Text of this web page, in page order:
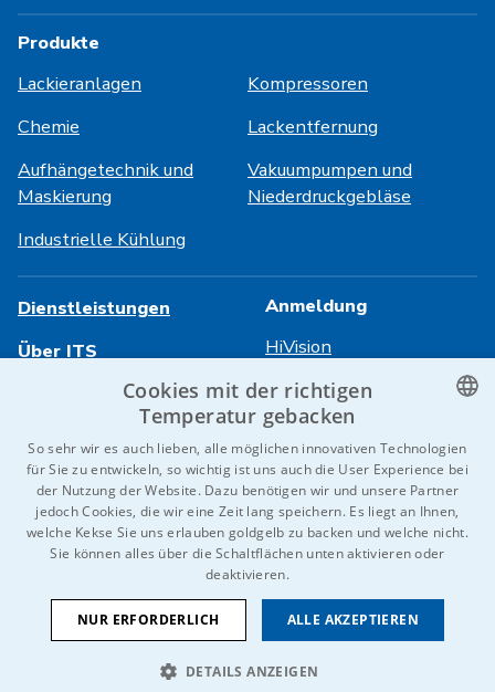
Produkte
Lackieranlagen
Kompressoren
Chemie
Lackentfernung
Aufhängetechnik und
Maskierung
Vakuumpumpen und
Niederdruckgebläse
Industrielle Kühlung
Dienstleistungen
Über ITS
Referenzen
Kontaktieren Sie uns
Anmeldung
HiVision
Technische Datenblätter
© 2026 IDEAL-Trade Service, spol. s r.o.
AGB
Schutz von personenbezogenen Daten
Cookies
CZECH
GERMAN
RUSSIAN
Cookies mit der richtigen
Temperatur gebacken
So sehr wir es auch lieben, alle möglichen innovativen Technologien
für Sie zu entwickeln, so wichtig ist uns auch die User Experience bei
der Nutzung der Website. Dazu benötigen wir und unsere Partner
jedoch Cookies, die wir eine Zeit lang speichern. Es liegt an Ihnen,
welche Kekse Sie uns erlauben goldgelb zu backen und welche nicht.
Sie können alles über die Schaltflächen unten aktivieren oder
deaktivieren.
ALLE AKZEPTIEREN
NUR ERFORDERLICH
DETAILS ANZEIGEN